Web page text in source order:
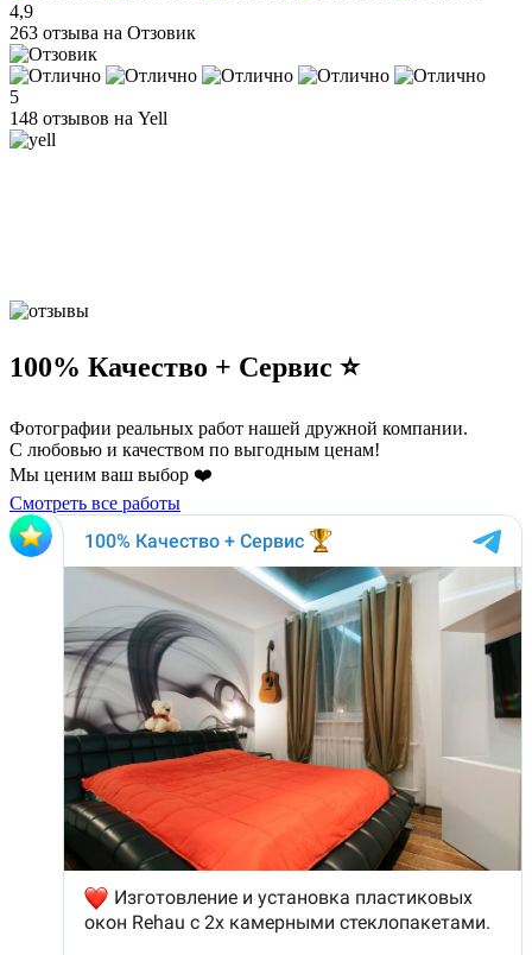
4,9
263 отзыва на Отзовик
5
148 отзывов на Yell
100% Качество + Сервис ⭐️
Фотографии реальных работ нашей дружной компании.
С любовью и качеством по выгодным ценам!
Мы ценим ваш выбор ❤️
Смотреть все работы